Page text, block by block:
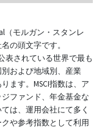
（モルガン・スタンレ
の頭文字です。
表されている世界で最も
および地域別、産業
ます。MSCI指数は、ア
ファンド、年金基金な
は、運用会社にて多く
や参考指数として利用